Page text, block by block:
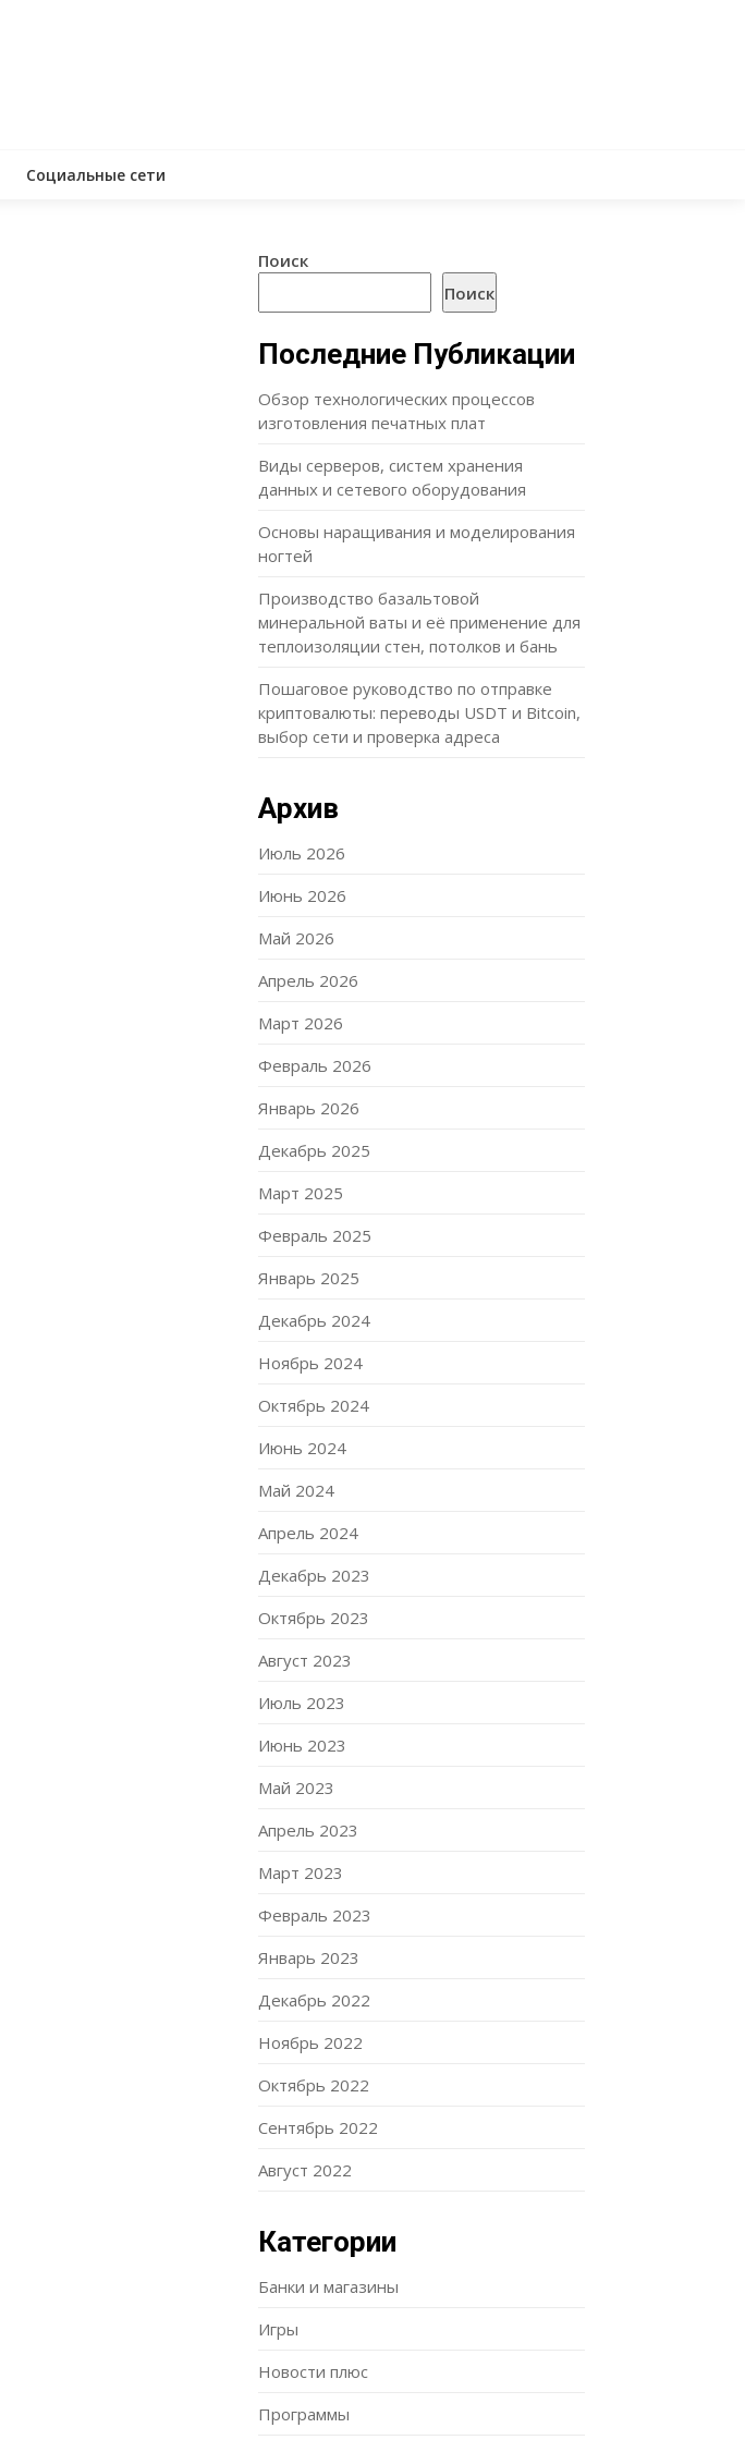
Социальные сети
Поиск
Поиск
Последние Публикации
Обзор технологических процессов
изготовления печатных плат
Виды серверов, систем хранения
данных и сетевого оборудования
Основы наращивания и моделирования
ногтей
Производство базальтовой
минеральной ваты и её применение для
теплоизоляции стен, потолков и бань
Пошаговое руководство по отправке
криптовалюты: переводы USDT и Bitcoin,
выбор сети и проверка адреса
Архив
Июль 2026
Июнь 2026
Май 2026
Апрель 2026
Март 2026
Февраль 2026
Январь 2026
Декабрь 2025
Март 2025
Февраль 2025
Январь 2025
Декабрь 2024
Ноябрь 2024
Октябрь 2024
Июнь 2024
Май 2024
Апрель 2024
Декабрь 2023
Октябрь 2023
Август 2023
Июль 2023
Июнь 2023
Май 2023
Апрель 2023
Март 2023
Февраль 2023
Январь 2023
Декабрь 2022
Ноябрь 2022
Октябрь 2022
Сентябрь 2022
Август 2022
Категории
Банки и магазины
Игры
Новости плюс
Программы